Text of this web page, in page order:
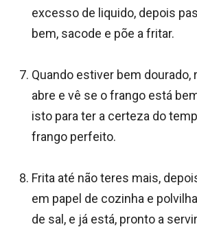
excesso de liquido, depois
bem, sacode e põe a fritar.
Quando estiver bem dourado,
abre e vê se o frango está
isto para ter a certeza do
frango perfeito.
Frita até não teres mais,
em papel de cozinha e
de sal, e já está, pronto a